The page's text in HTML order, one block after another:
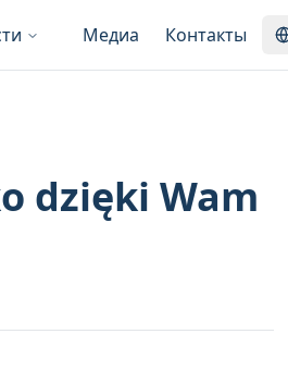
Медиа Контакты
dzięki Wam